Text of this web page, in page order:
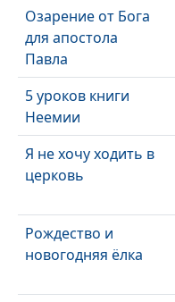
Озарение от Бога
для апостола
Павла
5 уроков книги
Неемии
Я не хочу ходить в
церковь
Рождество и
новогодняя ёлка